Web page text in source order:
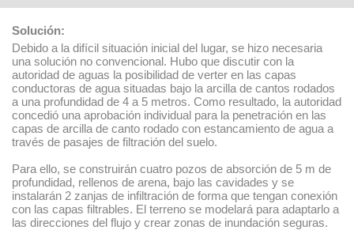
Solución:
Debido a la difícil situación inicial del lugar, se hizo necesaria
una solución no convencional. Hubo que discutir con la
autoridad de aguas la posibilidad de verter en las capas
conductoras de agua situadas bajo la arcilla de cantos rodados
a una profundidad de 4 a 5 metros. Como resultado, la autoridad
concedió una aprobación individual para la penetración en las
capas de arcilla de canto rodado con estancamiento de agua a
través de pasajes de filtración del suelo.
Para ello, se construirán cuatro pozos de absorción de 5 m de
profundidad, rellenos de arena, bajo las cavidades y se
instalarán 2 zanjas de infiltración de forma que tengan conexión
con las capas filtrables. El terreno se modelará para adaptarlo a
las direcciones del flujo y crear zonas de inundación seguras.